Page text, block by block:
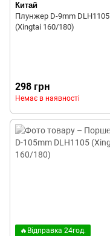
Китай
Плунжер D-9mm DLH1105
(Xingtai 160/180)
298 грн
Немає в наявності
🔥Відправка 24год.